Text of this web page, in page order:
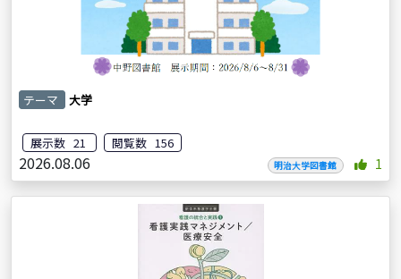
テーマ 大学
展示数 21 閲覧数 156
2026.08.06 明治大学図書館 1